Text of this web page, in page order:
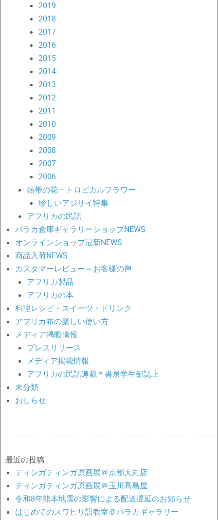
2019
2018
2017
2016
2015
2014
2013
2012
2011
2010
2009
2008
2007
2006
熱帯の花・トロピカルフラワー
珍しいアジサイ特集
アフリカの民話
バラカ倉庫ギャラリーショップNEWS
オンラインショップ最新NEWS
商品入荷NEWS
カスタマーレビュー～お客様の声
アフリカ製品
アフリカの本
料理レシピ・スイーツ・ドリンク
アフリカ布の楽しい使い方
メディア掲載情報
プレスリリース
メディア掲載情報
アフリカの民話連載＊書泉学生部誌上
未分類
おしらせ
最近の投稿
ティンガティンガ原画展＠京都大丸店
ティンガティンガ原画展＠玉川髙島屋
令和8年熊本地震の影響による配送遅延のお知らせ
はじめてのスワヒリ語教室＠バラカギャラリー